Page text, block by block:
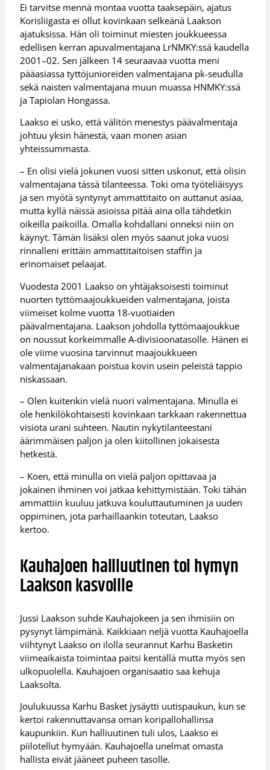
Ei tarvitse mennä montaa vuotta taaksepäin, ajatus
Korisliigasta ei ollut kovinkaan selkeänä Laakson
ajatuksissa. Hän oli toiminut miesten joukkueessa
edellisen kerran apuvalmentajana LrNMKY:ssä kaudella
2001–02. Sen jälkeen 14 seuraavaa vuotta meni
pääasiassa tyttöjunioreiden valmentajana pk-seudulla
sekä naisten valmentajana muun muassa HNMKY:ssä
ja Tapiolan Hongassa.
Laakso ei usko, että välitön menestys päävalmentaja
johtuu yksin hänestä, vaan monen asian
yhteissummasta.
– En olisi vielä jokunen vuosi sitten uskonut, että olisin
valmentajana tässä tilanteessa. Toki oma työteliäisyys
ja sen myötä syntynyt ammattitaito on auttanut asiaa,
mutta kyllä näissä asioissa pitää aina olla tähdetkin
oikeilla paikoilla. Omalla kohdallani onneksi niin on
käynyt. Tämän lisäksi olen myös saanut joka vuosi
rinnalleni erittäin ammattitaitoisen staffin ja
erinomaiset pelaajat.
Vuodesta 2001 Laakso on yhtäjaksoisesti toiminut
nuorten tyttömaajoukkueiden valmentajana, joista
viimeiset kolme vuotta 18-vuotiaiden
päävalmentajana. Laakson johdolla tyttömaajoukkue
on noussut korkeimmalle A-divisioonatasolle. Hänen ei
ole viime vuosina tarvinnut maajoukkueen
valmentajanakaan poistua kovin usein peleistä tappio
niskassaan.
– Olen kuitenkin vielä nuori valmentajana. Minulla ei
ole henkilökohtaisesti kovinkaan tarkkaan rakennettua
visiota urani suhteen. Nautin nykytilanteestani
äärimmäisen paljon ja olen kiitollinen jokaisesta
hetkestä.
– Koen, että minulla on vielä paljon opittavaa ja
jokainen ihminen voi jatkaa kehittymistään. Toki tähän
ammattiin kuuluu jatkuva kouluttautuminen ja uuden
oppiminen, jota parhaillaankin toteutan, Laakso
kertoo.
Kauhajoen halliuutinen toi hymyn
Laakson kasvoille
Jussi Laakson suhde Kauhajokeen ja sen ihmisiin on
pysynyt lämpimänä. Kaikkiaan neljä vuotta Kauhajoella
viihtynyt Laakso on ilolla seurannut Karhu Basketin
viimeaikaista toimintaa paitsi kentällä mutta myös sen
ulkopuolella. Kauhajoen organisaatio saa kehuja
Laaksolta.
Joulukuussa Karhu Basket jysäytti uutispaukun, kun se
kertoi rakennuttavansa oman koripallohallinsa
kaupunkiin. Kun halliuutinen tuli ulos, Laakso ei
piilotellut hymyään. Kauhajoella unelmat omasta
hallista eivät jääneet puheen tasolle.